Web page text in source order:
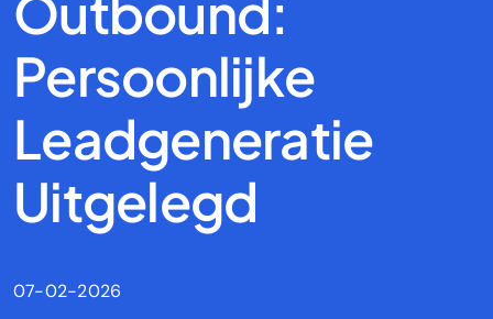
Persoonlijke
Leadgeneratie
Uitgelegd
07-02-2026